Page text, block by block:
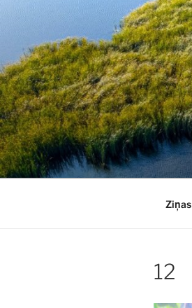
Doties
Ziņas
12